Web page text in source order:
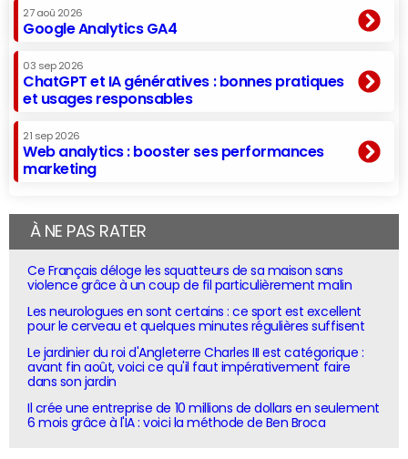
27 aoû 2026
Google Analytics GA4
03 sep 2026
ChatGPT et IA génératives : bonnes pratiques
et usages responsables
21 sep 2026
Web analytics : booster ses performances
marketing
À NE PAS RATER
Ce Français déloge les squatteurs de sa maison sans
violence grâce à un coup de fil particulièrement malin
Les neurologues en sont certains : ce sport est excellent
pour le cerveau et quelques minutes régulières suffisent
Le jardinier du roi d'Angleterre Charles III est catégorique :
avant fin août, voici ce qu'il faut impérativement faire
dans son jardin
Il crée une entreprise de 10 millions de dollars en seulement
6 mois grâce à l'IA : voici la méthode de Ben Broca